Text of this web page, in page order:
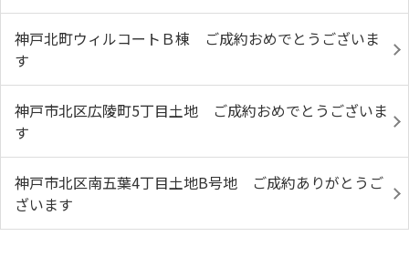
神戸北町ウィルコートＢ棟 ご成約おめでとうございま
す
神戸市北区広陵町5丁目土地 ご成約おめでとうございま
す
神戸市北区南五葉4丁目土地B号地 ご成約ありがとうご
ざいます